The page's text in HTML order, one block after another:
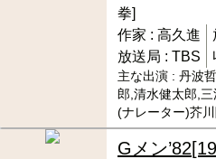
拳]
作家 : 高久進
放送局 : TBS
主な出演 : 丹波
郎,清水健太郎,
(ナレーター)芥
Gメン’82